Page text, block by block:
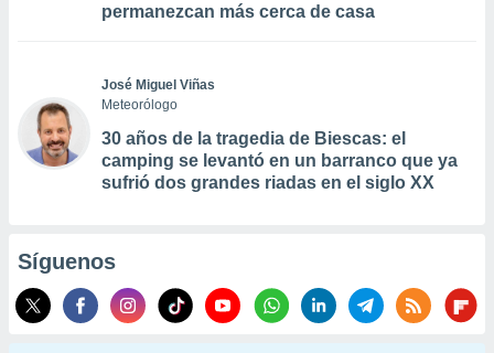
permanezcan más cerca de casa
José Miguel Viñas
Meteorólogo
30 años de la tragedia de Biescas: el
camping se levantó en un barranco que ya
sufrió dos grandes riadas en el siglo XX
Síguenos